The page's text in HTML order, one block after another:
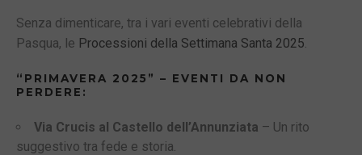
Senza dimenticare, tra i vari eventi celebrativi della
Pasqua, le Processioni della Settimana Santa 2025.
“PRIMAVERA 2025” – EVENTI DA NON
PERDERE:
Via Crucis al Castello dell’Annunziata – Un rito
suggestivo tra fede e storia.